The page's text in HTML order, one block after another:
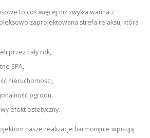
to coś więcej niż zwykła wanna z
zaprojektowana strefa relaksu, która
przez cały rok,
SPA,
nieruchomości,
ogrodu,
efekt estetyczny.
nasze realizacje harmonijnie wpisują